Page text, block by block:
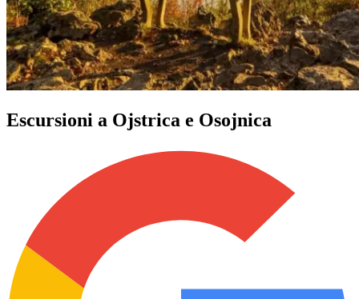
Escursioni a Ojstrica e Osojnica